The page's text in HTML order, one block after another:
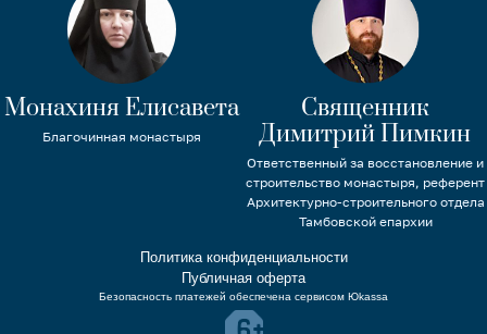
Монахиня Елисавета
Благочинная монастыря
Священник
Димитрий Пимкин
Ответственный за восстановление и
строительство монастыря, референт
Архитектурно-строительного отдела
Тамбовской епархии
Политика конфиденциальности
Публичная оферта
Безопасность платежей обеспечена сервисом Юkassa